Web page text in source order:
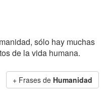
sólo hay muchas
de la vida humana.
+ Frases de Humanidad